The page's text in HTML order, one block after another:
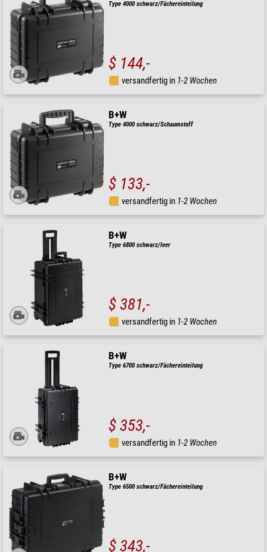
Type 4000 schwarz/Fächereinteilung
$ 144,-
versandfertig in 1-2 Wochen
B+W
Type 4000 schwarz/Schaumstoff
$ 133,-
versandfertig in 1-2 Wochen
B+W
Type 6800 schwarz/leer
$ 381,-
versandfertig in 1-2 Wochen
B+W
Type 6700 schwarz/Fächereinteilung
$ 353,-
versandfertig in 1-2 Wochen
B+W
Type 6500 schwarz/Fächereinteilung
$ 343,-